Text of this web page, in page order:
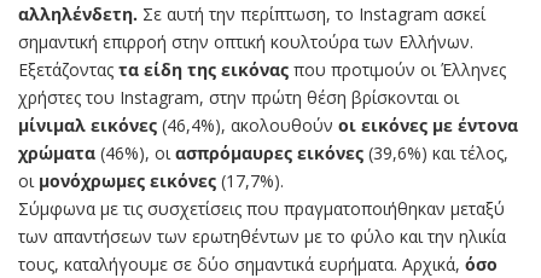
αλληλένδετη. Σε αυτή την περίπτωση, το Instagram ασκεί
σημαντική επιρροή στην οπτική κουλτούρα των Ελλήνων.
Εξετάζοντας τα είδη της εικόνας που προτιμούν οι Έλληνες
χρήστες του Instagram, στην πρώτη θέση βρίσκονται οι
μίνιμαλ εικόνες (46,4%), ακολουθούν οι εικόνες με έντονα
χρώματα (46%), οιασπρόμαυρες εικόνες (39,6%) και τέλος,
οι μονόχρωμες εικόνες (17,7%).
Σύμφωνα με τις συσχετίσεις που πραγματοποιήθηκαν μεταξύ
των απαντήσεων των ερωτηθέντων με το φύλο και την ηλικία
τους, καταλήγουμε σε δύο σημαντικά ευρήματα. Αρχικά, όσο